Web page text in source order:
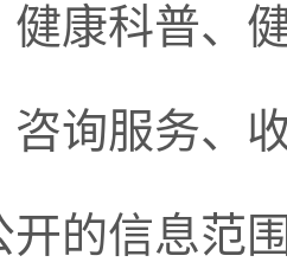
健康科普、
咨询服务、
开的信息范